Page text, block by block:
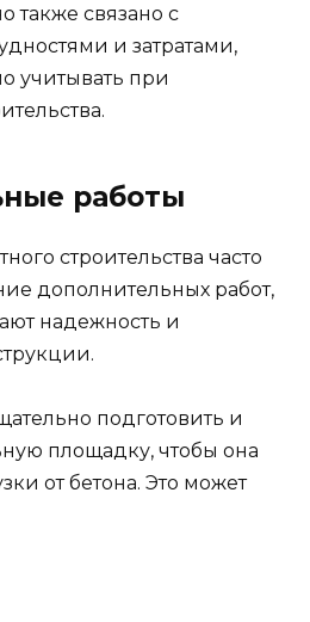
также связано с
и затратами,
учитывать при
работы
строительства часто
дополнительных работ,
надежность и
подготовить и
площадку, чтобы она
от бетона. Это может